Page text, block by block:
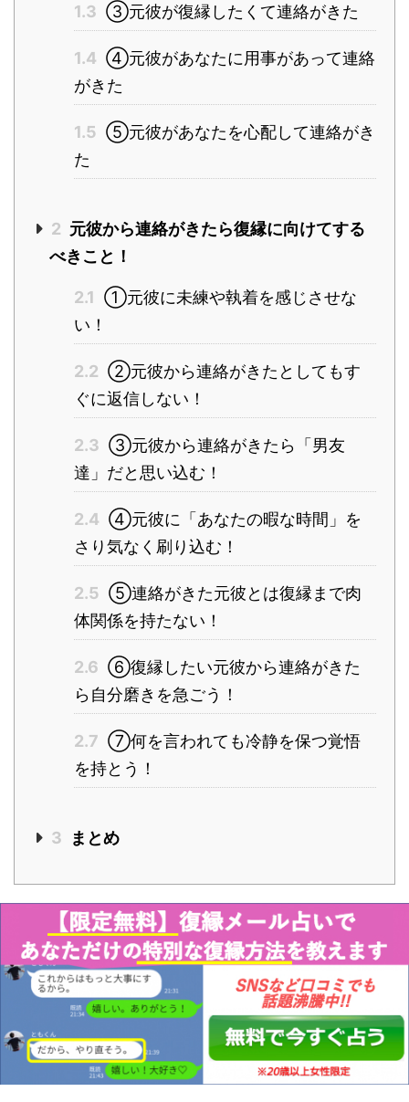
1.3 ③元彼が復縁したくて連絡がきた
1.4 ④元彼があなたに用事があって連絡
がきた
1.5 ⑤元彼があなたを心配して連絡がき
た
2 元彼から連絡がきたら復縁に向けてする
べきこと！
2.1 ①元彼に未練や執着を感じさせな
い！
2.2 ②元彼から連絡がきたとしてもす
ぐに返信しない！
2.3 ③元彼から連絡がきたら「男友
達」だと思い込む！
2.4 ④元彼に「あなたの暇な時間」を
さり気なく刷り込む！
2.5 ⑤連絡がきた元彼とは復縁まで肉
体関係を持たない！
2.6 ⑥復縁したい元彼から連絡がきた
ら自分磨きを急ごう！
2.7 ⑦何を言われても冷静を保つ覚悟
を持とう！
3 まとめ